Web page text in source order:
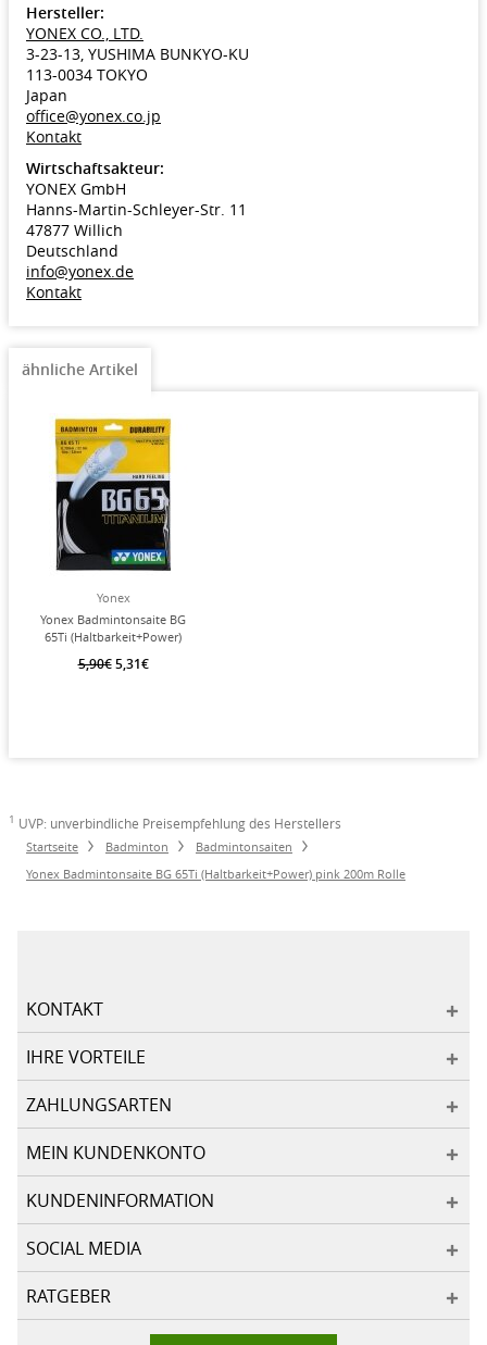
Hersteller:
YONEX CO., LTD.
3-23-13, YUSHIMA BUNKYO-KU
113-0034 TOKYO
Japan
office@yonex.co.jp
Kontakt
Wirtschaftsakteur:
YONEX GmbH
Hanns-Martin-Schleyer-Str. 11
47877 Willich
Deutschland
info@yonex.de
Kontakt
ähnliche Artikel
Yonex
Yonex Badmintonsaite BG
65Ti (Haltbarkeit+Power)
5,90€ 5,31€
1 UVP: unverbindliche Preisempfehlung des Herstellers
Startseite Badminton
Badmintonsaiten
Yonex Badmintonsaite BG 65Ti (Haltbarkeit+Power) pink 200m Rolle
KONTAKT
IHRE VORTEILE
ZAHLUNGSARTEN
MEIN KUNDENKONTO
KUNDENINFORMATION
SOCIAL MEDIA
RATGEBER